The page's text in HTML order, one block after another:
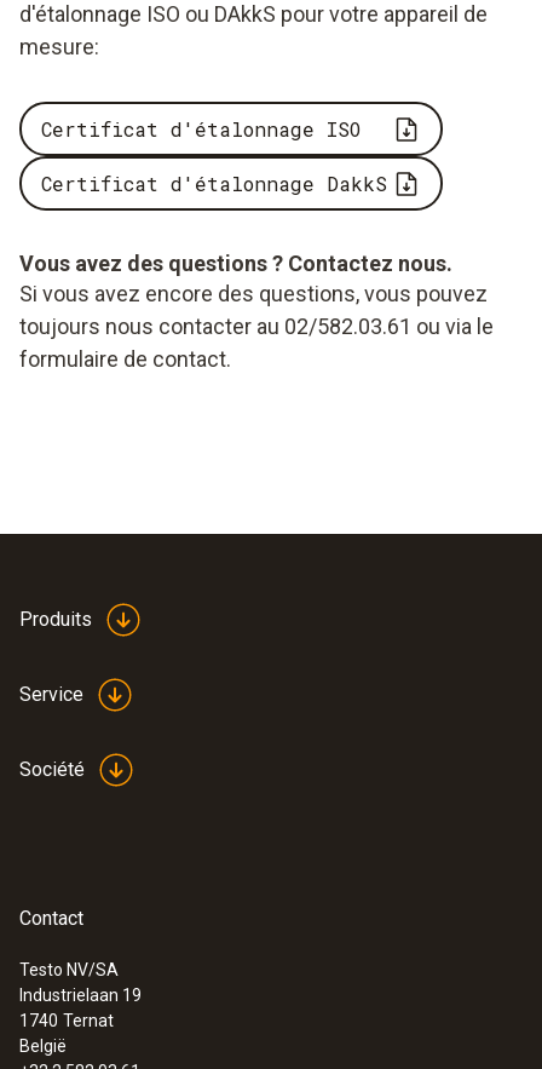
d'étalonnage ISO ou DAkkS pour votre appareil de
mesure:
Certificat d'étalonnage ISO
Certificat d'étalonnage DakkS
Vous avez des questions ? Contactez nous.
Si vous avez encore des questions, vous pouvez
toujours nous contacter au 02/582.03.61 ou via le
formulaire de contact.
Produits
Service
Société
Contact
Testo NV/SA
Industrielaan 19
1740 Ternat
België